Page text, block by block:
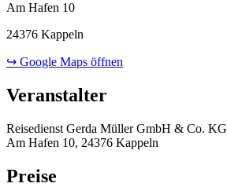
Am Hafen 10
24376 Kappeln
↪ Google Maps öffnen
Veranstalter
Reisedienst Gerda Müller GmbH & Co. KG
Am Hafen 10, 24376 Kappeln
Preise